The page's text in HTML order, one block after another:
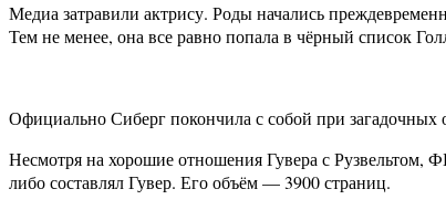
Медиа затравили актрису. Роды начались
Тем не менее, она все равно попала в чёрный список
Официально Сиберг покончила с собой при загадочных
Несмотря на хорошие отношения Гувера с Рузвельтом,
либо составлял Гувер. Его объём — 3900 страниц.